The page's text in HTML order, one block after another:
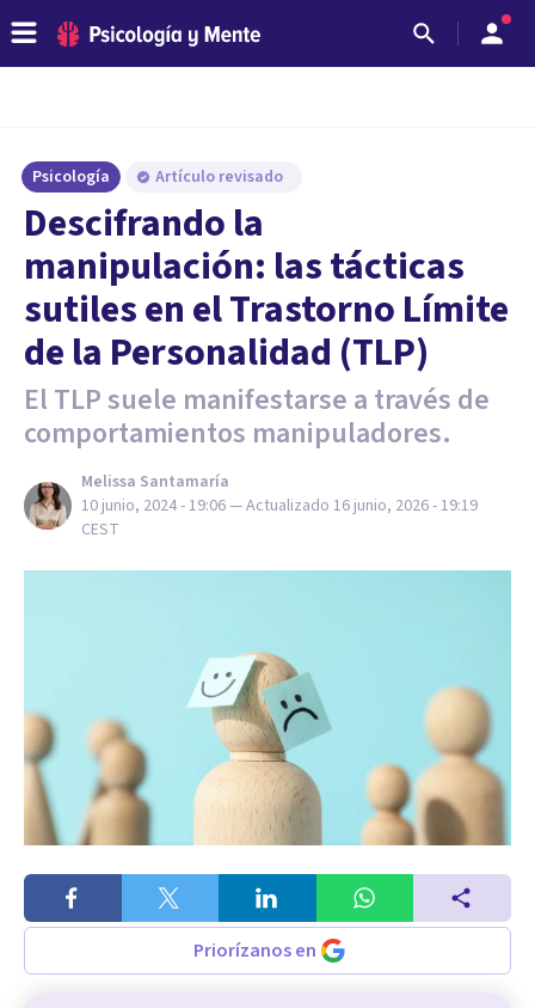
Psicología Artículo revisado
Descifrando la
manipulación: las tácticas
sutiles en el Trastorno Límite
de la Personalidad (TLP)
El TLP suele manifestarse a través de
comportamientos manipuladores.
Melissa Santamaría
10 junio, 2024 - 19:06— Actualizado 16 junio, 2026 - 19:19
CEST
Priorízanos en